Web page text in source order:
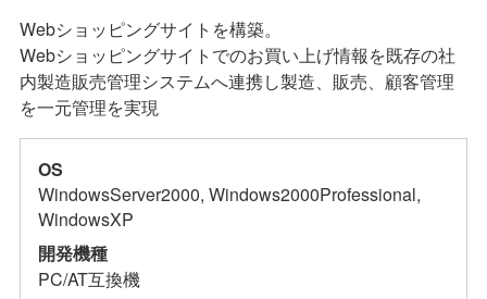
Webショッピングサイトを構築。
Webショッピングサイトでのお買い上げ情報を既存の社
内製造販売管理システムへ連携し製造、販売、顧客管理
を一元管理を実現
OS
WindowsServer2000, Windows2000Professional,
WindowsXP
開発機種
PC/AT互換機